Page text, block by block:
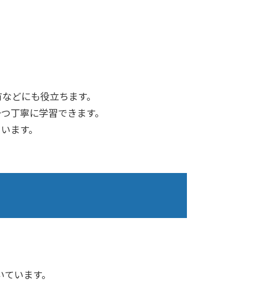
どにも役立ちます。
寧に学習できます。
ます。
います。